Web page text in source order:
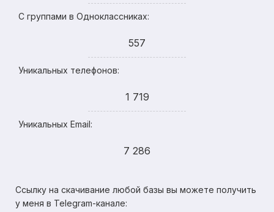
С группами в Одноклассниках:
557
Уникальных телефонов:
1 719
Уникальных Email:
7 286
Ссылку на скачивание любой базы вы можете получить
у меня в Telegram-канале: